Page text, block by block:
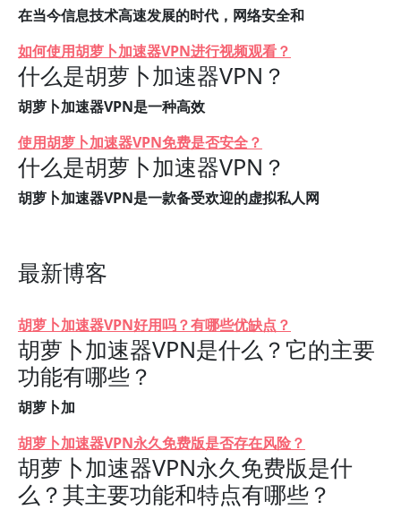
在当今信息技术高速发展的时代，网络安全和
如何使用胡萝卜加速器VPN进行视频观看？
什么是胡萝卜加速器VPN？
胡萝卜加速器VPN是一种高效
使用胡萝卜加速器VPN免费是否安全？
什么是胡萝卜加速器VPN？
胡萝卜加速器VPN是一款备受欢迎的虚拟私人网
最新博客
胡萝卜加速器VPN好用吗？有哪些优缺点？
胡萝卜加速器VPN是什么？它的主要
功能有哪些？
胡萝卜加
胡萝卜加速器VPN永久免费版是否存在风险？
胡萝卜加速器VPN永久免费版是什
么？其主要功能和特点有哪些？